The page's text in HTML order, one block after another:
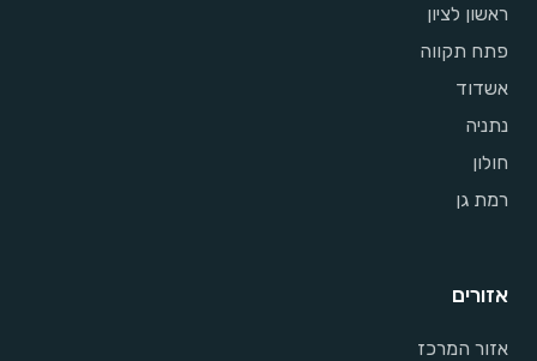
ראשון לציון
פתח תקווה
אשדוד
נתניה
חולון
רמת גן
אזורים
אזור המרכז